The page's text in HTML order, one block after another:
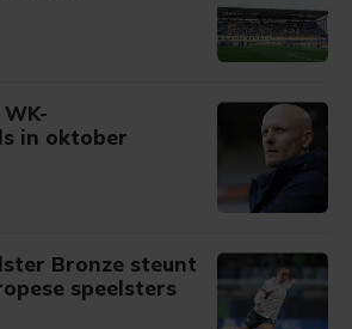
in oktober
Bronze steunt
speelsters